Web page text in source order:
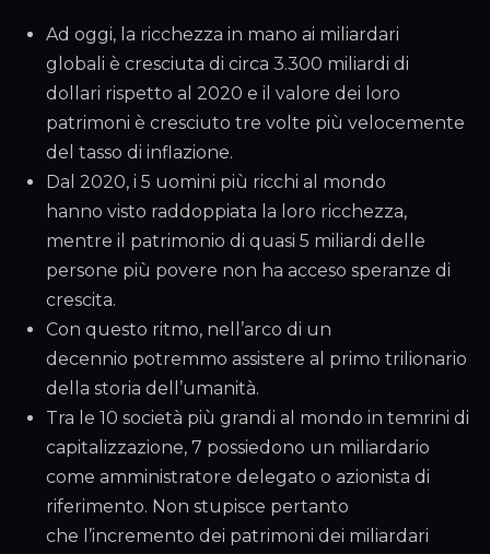
Ad oggi, la ricchezza in mano ai miliardari
globali è cresciuta di circa 3.300 miliardi di
dollari rispetto al 2020 e il valore dei loro
patrimoni è cresciuto tre volte più velocemente
del tasso di inflazione.
Dal 2020, i 5 uomini più ricchi al mondo
hanno visto raddoppiata la loro ricchezza,
mentre il patrimonio di quasi 5 miliardi delle
persone più povere non ha acceso speranze di
crescita.
Con questo ritmo, nell’arco di un
decennio potremmo assistere al primo trilionario
della storia dell’umanità.
Tra le 10 società più grandi al mondo in temrini di
capitalizzazione, 7 possiedono un miliardario
come amministratore delegato o azionista di
riferimento. Non stupisce pertanto
che l’incremento dei patrimoni dei miliardari